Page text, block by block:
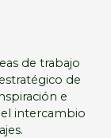
de trabajo
de
e
intercambio